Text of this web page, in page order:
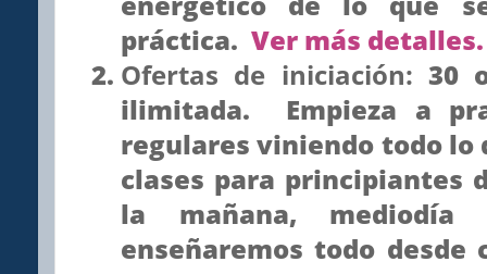
práctica. Ver más detalles.
Ofertas de iniciación: 30
ilimitada. Empieza a
regulares viniendo todo lo
clases para principiantes
la mañana, mediodía
enseñaremos todo desde